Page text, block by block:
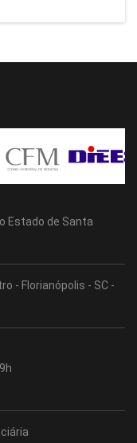
Estado de Santa
- Florianópolis - SC -